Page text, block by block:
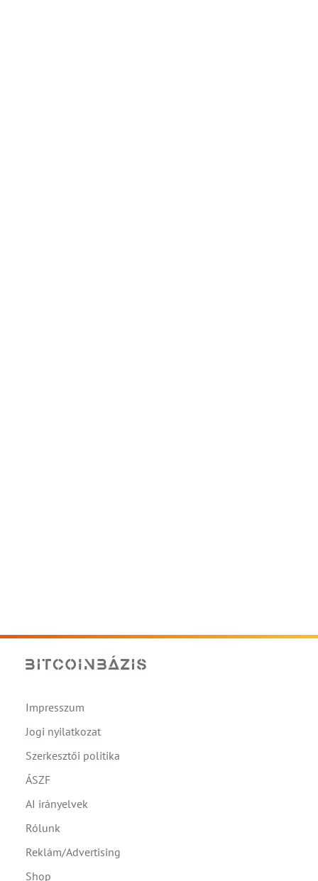
Impresszum
Jogi nyilatkozat
Szerkesztői politika
ÁSZF
AI irányelvek
Rólunk
Reklám/Advertising
Shop